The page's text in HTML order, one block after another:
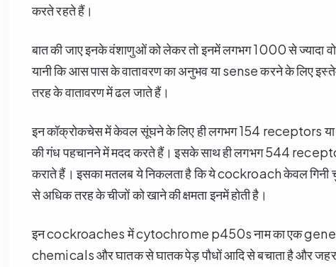
करते रहते हैं।
बात की जाए इनके वंशाणुओं को लेकर तो इनमें लगभग 1000 से
यानी कि आस पास के वातावरण का अनुभव या sense करने के लिए
तरह के वातावरण में ढल जाते हैं।
इन कॉक्रोकचेस में केवल सूंघने के लिए ही लगभग 154 receptors या
की गंध पहचानने में मदद करते हैं। इसके साथ ही लगभग 544
कराते हैं। इसका मतलब ये निकलता है कि ये cockroach केवल गिनी
से अधिक तरह के चीजों को खाने की क्षमता इनमें होती है।
इन cockroaches में cytochrome p450s नाम का एक genes
chemicals और घातक से घातक पेड़ पौधों आदि से बचाता है और